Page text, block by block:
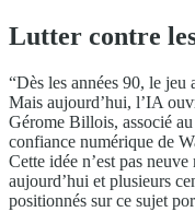
Lutter contre
“Dès les années 90, le jeu
Mais aujourd’hui, l’IA
Gérome Billois, associé
confiance numérique de
Cette idée n’est pas
aujourd’hui et plusieurs
positionnés sur ce sujet